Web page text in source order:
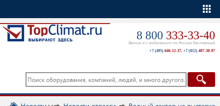
8 800 333-33-40
Звонок и с мобильного по России бесплатный
+7 (495) 646-12-37, +7 (812) 407-30-97